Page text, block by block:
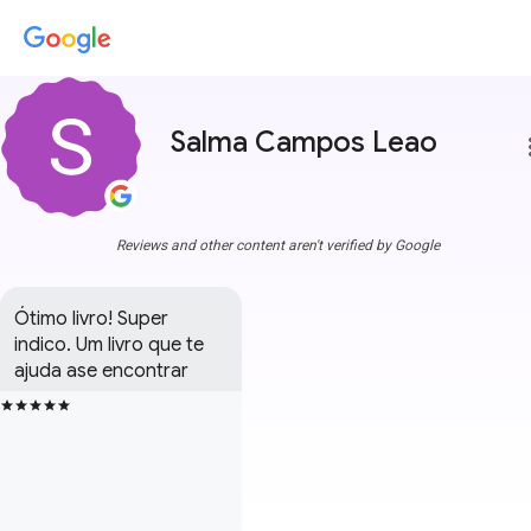
Salma Campos Leao
Reviews and other content aren't verified by Google
Ótimo livro! Super
indico. Um livro que te
ajuda ase encontrar